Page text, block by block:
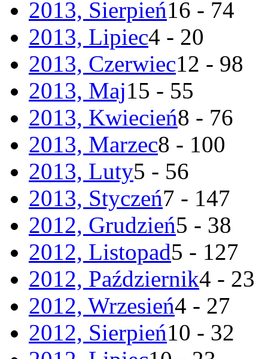
2013, Sierpień16 - 74
2013, Lipiec4 - 20
2013, Czerwiec12 - 98
2013, Maj15 - 55
2013, Kwiecień8 - 76
2013, Marzec8 - 100
2013, Luty5 - 56
2013, Styczeń7 - 147
2012, Grudzień5 - 38
2012, Listopad5 - 127
2012, Październik4 - 23
2012, Wrzesień4 - 27
2012, Sierpień10 - 32